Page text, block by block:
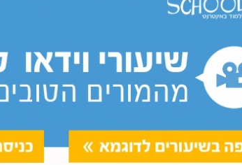
למצוא הסברים נרחבים
מקום ובכל זמן.